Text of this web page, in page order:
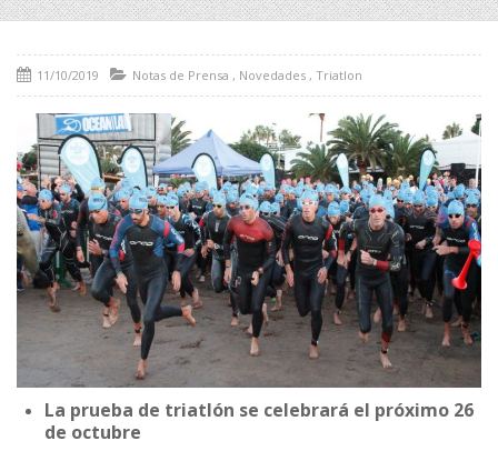
11/10/2019 Notas de Prensa , Novedades , Triatlon
La prueba de triatlón se celebrará el próximo 26
de octubre